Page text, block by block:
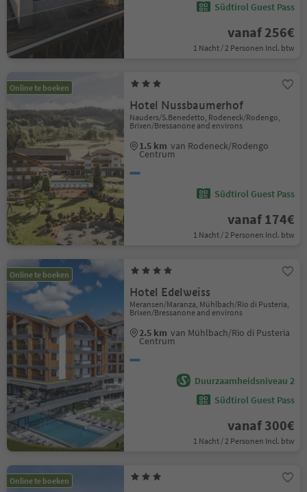
Südtirol Guest Pass
vanaf 256€
1 Nacht / 2 Personen Incl. btw
Online te boeken
Hotel Nussbaumerhof
Nauders/S.Benedetto, Rodeneck/Rodengo,
Brixen/Bressanone and environs
1.5 km van Rodeneck/Rodengo
Centrum
Südtirol Guest Pass
vanaf 174€
1 Nacht / 2 Personen Incl. btw
Online te boeken
Hotel Edelweiss
Meransen/Maranza, Mühlbach/Rio di Pusteria,
Brixen/Bressanone and environs
2.5 km van Mühlbach/Rio di Pusteria
Centrum
Duurzaamheidsniveau 2
Südtirol Guest Pass
vanaf 300€
1 Nacht / 2 Personen Incl. btw
Online te boeken